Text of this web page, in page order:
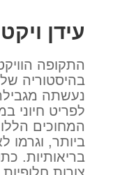
עידן
התקופה
בהיסטוריה
נעשתה
לפריט
המחוכים
ביותר, וגרמו
בריאותיות.